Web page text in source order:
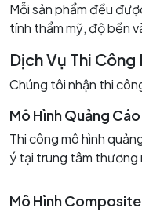
Mỗi sản phẩm đều
tính thẩm mỹ, độ bền
Dịch Vụ Thi
Chúng tôi nhận thi
Mô Hình Quảng Cáo
Thi công mô hình
ý tại trung tâm thương
Mô Hình Composite